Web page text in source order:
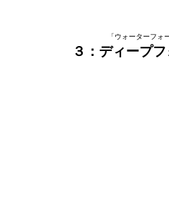
「ウォーターフ
３：ディープ